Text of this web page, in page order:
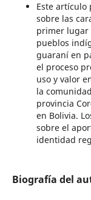
Este artículo
sobre las
primer lugar
pueblos
guaraní en
el proceso
uso y valor
la
provincia
en Bolivia.
sobre el
identidad
Biografía del